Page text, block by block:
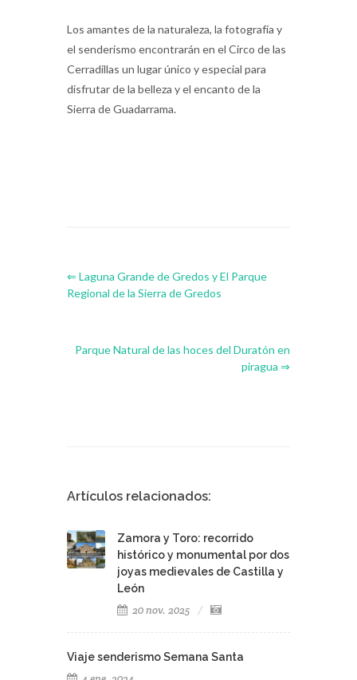
Los amantes de la naturaleza, la fotografía y
el senderismo encontrarán en el Circo de las
Cerradillas un lugar único y especial para
disfrutar de la belleza y el encanto de la
Sierra de Guadarrama.
⇐ Laguna Grande de Gredos y El Parque
Regional de la Sierra de Gredos
Parque Natural de las hoces del Duratón en
piragua ⇒
Artículos relacionados:
Zamora y Toro: recorrido
histórico y monumental por dos
joyas medievales de Castilla y
León
20 nov. 2025
Viaje senderismo Semana Santa